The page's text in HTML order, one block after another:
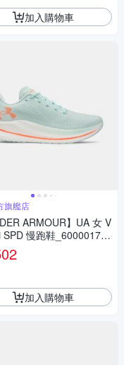
加入購物車
旗艦店
ARMOUR】UA 女 V
SPD 慢跑鞋_6000017-7
加入購物車